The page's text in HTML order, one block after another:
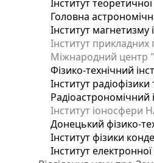
Інститут
Головна
Інститут магнетизму
Інститут
Міжнародний центр
Фізико-технічний
Інститут
Радіоастрономічний
Інститут іоносфери
Донецький фізико-
Інститут фізики
Інститут